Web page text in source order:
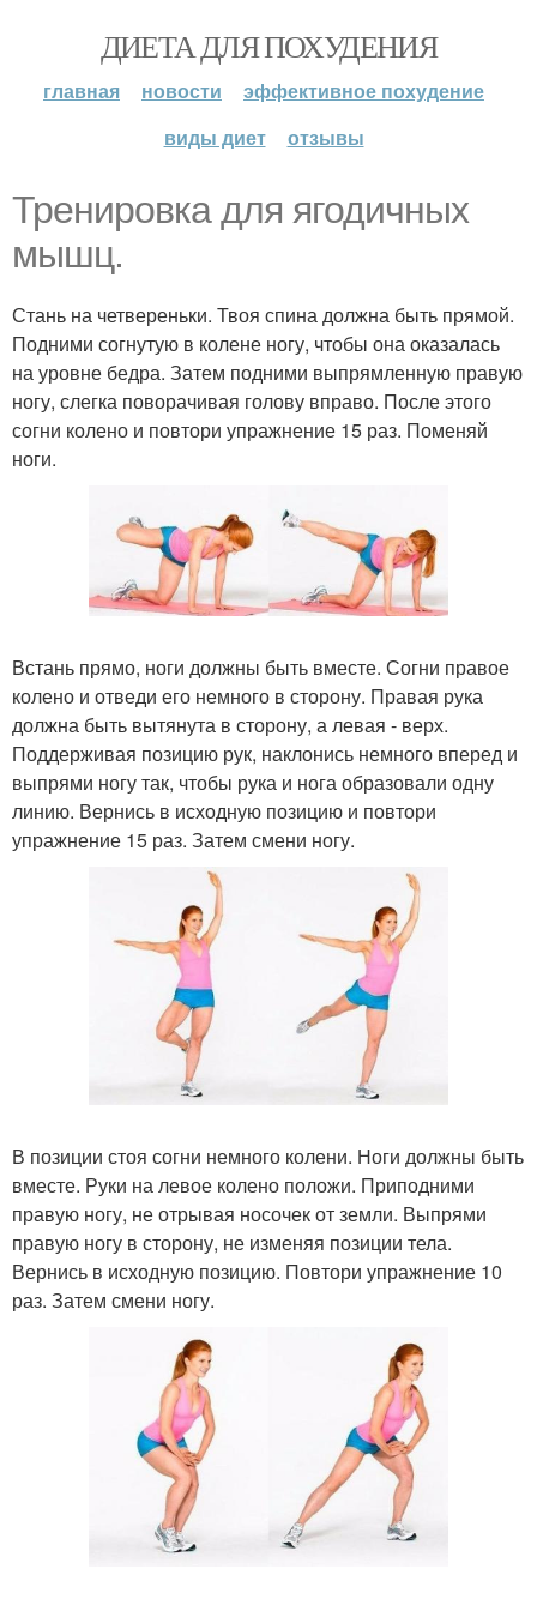
ДИЕТА ДЛЯ ПОХУДЕНИЯ
главная новости
эффективное похудение
виды диет
отзывы
Тренировка для ягодичных
мышц.
Стань на четвереньки. Твоя спина должна быть прямой.
Подними согнутую в колене ногу, чтобы она оказалась
на уровне бедра. Затем подними выпрямленную правую
ногу, слегка поворачивая голову вправо. После этого
согни колено и повтори упражнение 15 раз. Поменяй
ноги.
Встань прямо, ноги должны быть вместе. Согни правое
колено и отведи его немного в сторону. Правая рука
должна быть вытянута в сторону, а левая - верх.
Поддерживая позицию рук, наклонись немного вперед и
выпрями ногу так, чтобы рука и нога образовали одну
линию. Вернись в исходную позицию и повтори
упражнение 15 раз. Затем смени ногу.
В позиции стоя согни немного колени. Ноги должны быть
вместе. Руки на левое колено положи. Приподними
правую ногу, не отрывая носочек от земли. Выпрями
правую ногу в сторону, не изменяя позиции тела.
Вернись в исходную позицию. Повтори упражнение 10
раз. Затем смени ногу.